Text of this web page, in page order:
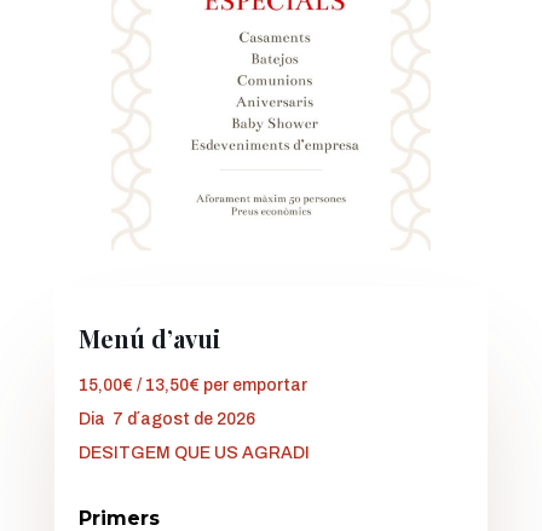
Menú d’avui
15,00€ / 13,50€ per emportar
Dia 7 d´agost de 2026
DESITGEM QUE US AGRADI
Primers